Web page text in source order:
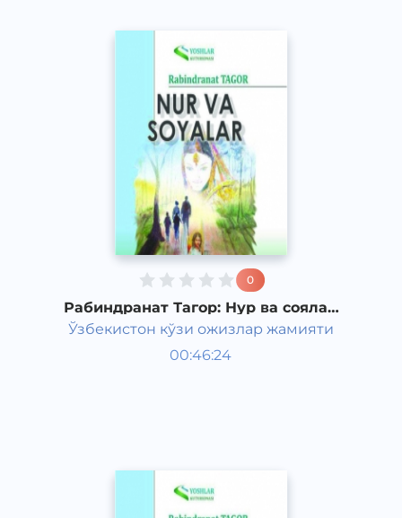
0
Рабиндранат Тагор: Нур ва соялар
(7-қисм)
Ўзбекистон кўзи ожизлар жамияти
00:46:24
Жаҳон шеърияти